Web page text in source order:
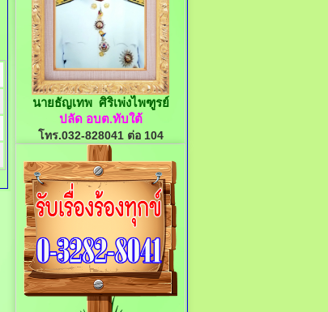
นายธัญเทพ ศิริเพ่งไพฑูรย์
ปลัด อบต.ทับใต้
โทร.032-828041 ต่อ 104